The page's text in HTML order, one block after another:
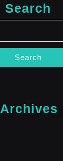
Search
Archives